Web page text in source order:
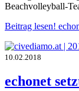
Beachvolleyball-
Beitrag lesen!
10.02.2018
echonet